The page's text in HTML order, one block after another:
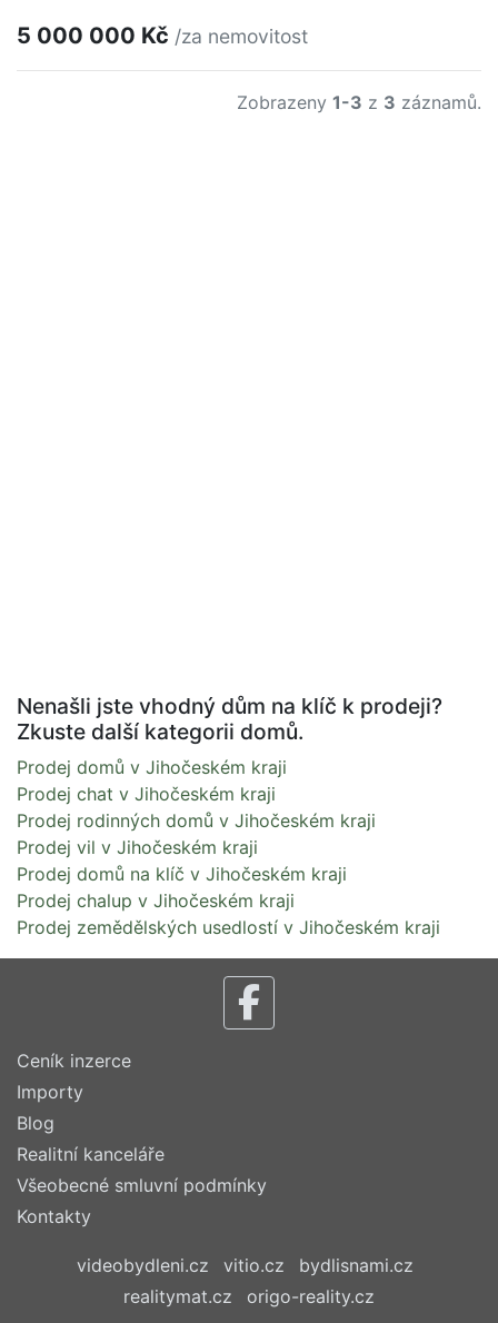
5 000 000 Kč /za nemovitost
Zobrazeny 1-3 z 3 záznamů.
Nenašli jste vhodný dům na klíč k prodeji?
Zkuste další kategorii domů.
Prodej domů v Jihočeském kraji
Prodej chat v Jihočeském kraji
Prodej rodinných domů v Jihočeském kraji
Prodej vil v Jihočeském kraji
Prodej domů na klíč v Jihočeském kraji
Prodej chalup v Jihočeském kraji
Prodej zemědělských usedlostí v Jihočeském kraji
Ceník inzerce
Importy
Blog
Realitní kanceláře
Všeobecné smluvní podmínky
Kontakty
videobydleni.cz vitio.cz
bydlisnami.cz
realitymat.cz
origo-reality.cz